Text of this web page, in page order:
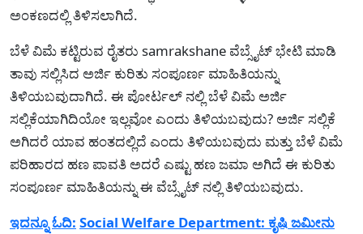
ಅಂಕಣದಲ್ಲಿ ತಿಳಿಸಲಾಗಿದೆ.
ಬೆಳೆ ವಿಮೆ ಕಟ್ಟಿರುವ ರೈತರು samrakshane ವೆಬ್ಸೈಟ್ ಭೇಟಿ ಮಾಡಿ
ತಾವು ಸಲ್ಲಿಸಿದ ಅರ್ಜಿ ಕುರಿತು ಸಂಪೂರ್ಣ ಮಾಹಿತಿಯನ್ನು
ತಿಳಿಯಬವುದಾಗಿದೆ. ಈ ಪೋರ್ಟಲ್ ನಲ್ಲಿ ಬೆಳೆ ವಿಮೆ ಅರ್ಜಿ
ಸಲ್ಲಿಕೆಯಾಗಿದಿಯೋ ಇಲ್ಲವೋ ಎಂದು ತಿಳಿಯಬವುದು? ಅರ್ಜಿ ಸಲ್ಲಿಕೆ
ಅಗಿದರೆ ಯಾವ ಹಂತದಲ್ಲಿದೆ ಎಂದು ತಿಳಿಯಬವುದು ಮತ್ತು ಬೆಳೆ ವಿಮೆ
ಪರಿಹಾರದ ಹಣ ಪಾವತಿ ಅದರೆ ಎಷ್ಟು ಹಣ ಜಮಾ ಅಗಿದೆ ಈ ಕುರಿತು
ಸಂಪೂರ್ಣ ಮಾಹಿತಿಯನ್ನು ಈ ವೆಬ್ಸೈಟ್ ನಲ್ಲಿ ತಿಳಿಯಬವುದು.
ಇದನ್ನೂ ಓದಿ: Social Welfare Department: ಕೃಷಿ ಜಮೀನು